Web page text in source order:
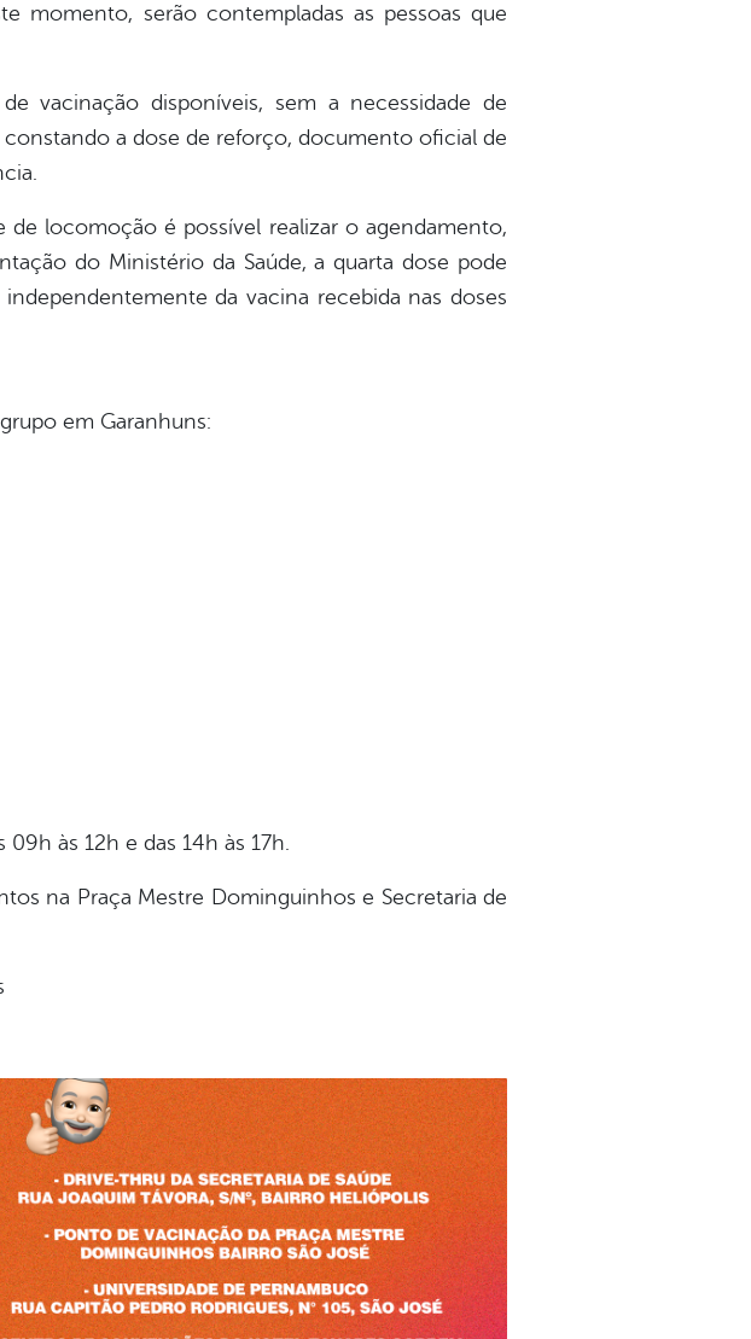
momento, serão contempladas as pessoas que
vacinação disponíveis, sem a necessidade de
a dose de reforço, documento oficial de
locomoção é possível realizar o agendamento,
do Ministério da Saúde, a quarta dose pode
da vacina recebida nas doses
em Garanhuns:
às 12h e das 14h às 17h.
na Praça Mestre Dominguinhos e Secretaria de